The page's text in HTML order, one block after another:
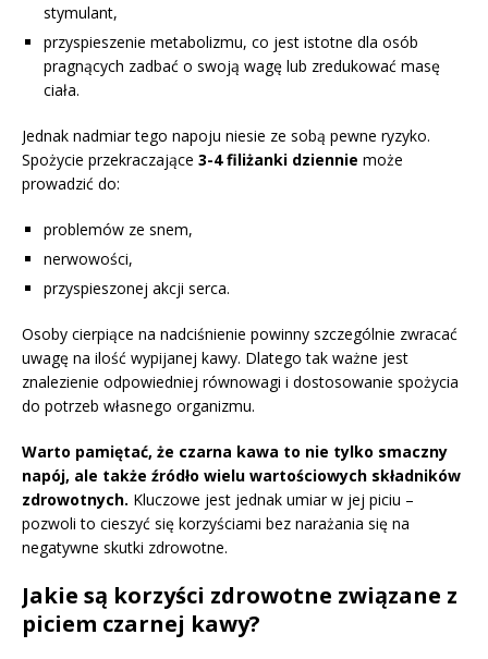
stymulant,
przyspieszenie metabolizmu, co jest istotne dla osób
pragnących zadbać o swoją wagę lub zredukować masę
ciała.
Jednak nadmiar tego napoju niesie ze sobą pewne ryzyko.
Spożycie przekraczające 3-4 filiżanki dziennie może
prowadzić do:
problemów ze snem,
nerwowości,
przyspieszonej akcji serca.
Osoby cierpiące na nadciśnienie powinny szczególnie zwracać
uwagę na ilość wypijanej kawy. Dlatego tak ważne jest
znalezienie odpowiedniej równowagi i dostosowanie spożycia
do potrzeb własnego organizmu.
Warto pamiętać, że czarna kawa to nie tylko smaczny
napój, ale także źródło wielu wartościowych składników
zdrowotnych. Kluczowe jest jednak umiar w jej piciu –
pozwoli to cieszyć się korzyściami bez narażania się na
negatywne skutki zdrowotne.
Jakie są korzyści zdrowotne związane z
piciem czarnej kawy?